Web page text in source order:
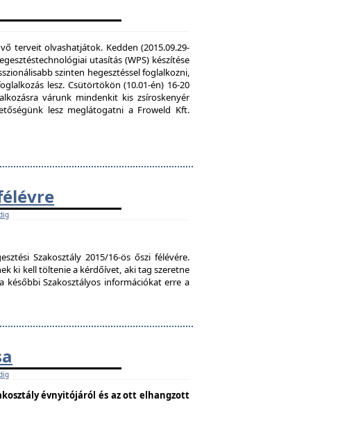
terveit olvashatjátok. Kedden (2015.09.29-
utasítás (WPS) készítése
szinten hegesztéssel foglalkozni,
lesz. Csütörtökön (10.01-én) 16-20
várunk mindenkit kis zsíroskenyér
lesz meglátogatni a Froweld Kft.
Szakosztály 2015/16-ös őszi félévére.
ki kell töltenie a kérdőívet, aki tag szeretne
későbbi Szakosztályos információkat erre a
évnyitójáról és az ott elhangzott